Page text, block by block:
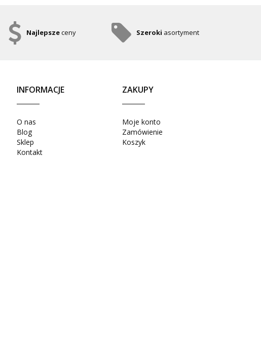
Najlepszeceny Szeroki asortyment
INFORMACJE
O nas
Blog
Sklep
Kontakt
ZAKUPY
Moje konto
Zamówienie
Koszyk